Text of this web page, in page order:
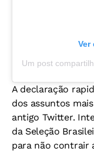
Ver
A declaração
dos assuntos
antigo Twitter.
da Seleção
para não contrair